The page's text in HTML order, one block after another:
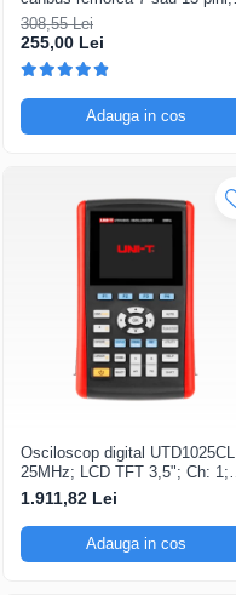
12V Universal
308,55 Lei
255,00 Lei
Adauga in cos
Osciloscop digital UTD1025CL
25MHz; LCD TFT 3,5"; Ch: 1;
250Msps; 12kpts compatibil cu
Decodificare serială
1.911,82 Lei
Adauga in cos